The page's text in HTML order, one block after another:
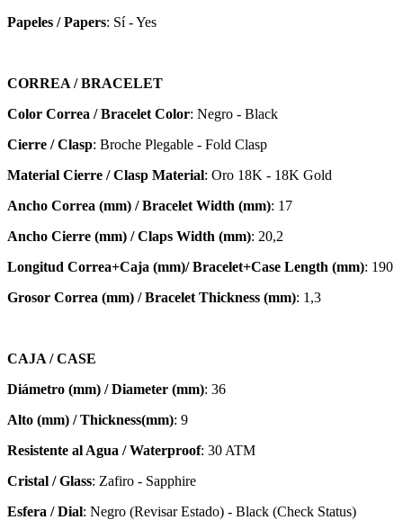
Papeles / Papers: Sí - Yes
CORREA / BRACELET
Color Correa / Bracelet Color: Negro - Black
Cierre / Clasp: Broche Plegable - Fold Clasp
Material Cierre / Clasp Material: Oro 18K - 18K Gold
Ancho Correa (mm) / Bracelet Width (mm): 17
Ancho Cierre (mm) / Claps Width (mm): 20,2
Longitud Correa+Caja (mm)/ Bracelet+Case Length (mm): 190
Grosor Correa (mm) / Bracelet Thickness (mm): 1,3
CAJA / CASE
Diámetro (mm) / Diameter (mm): 36
Alto (mm) / Thickness(mm): 9
Resistente al Agua / Waterproof: 30 ATM
Cristal / Glass: Zafiro - Sapphire
Esfera / Dial: Negro (Revisar Estado) - Black (Check Status)